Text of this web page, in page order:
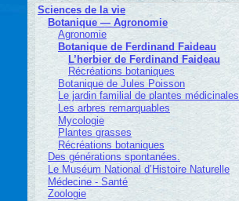
Sciences de la vie
Botanique — Agronomie
Agronomie
Botanique de Ferdinand Faideau
L’herbier de Ferdinand Faideau
Récréations botaniques
Botanique de Jules Poisson
Le jardin familial de plantes médicinales
Les arbres remarquables
Mycologie
Plantes grasses
Récréations botaniques
Des générations spontanées.
Le Muséum National d’Histoire Naturelle
Médecine - Santé
Zoologie